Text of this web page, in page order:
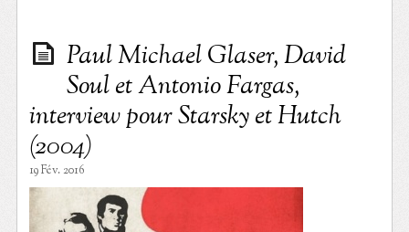
Paul Michael Glaser, David
Soul et Antonio Fargas,
interview pour Starsky et Hutch
(2004)
19 Fév. 2016